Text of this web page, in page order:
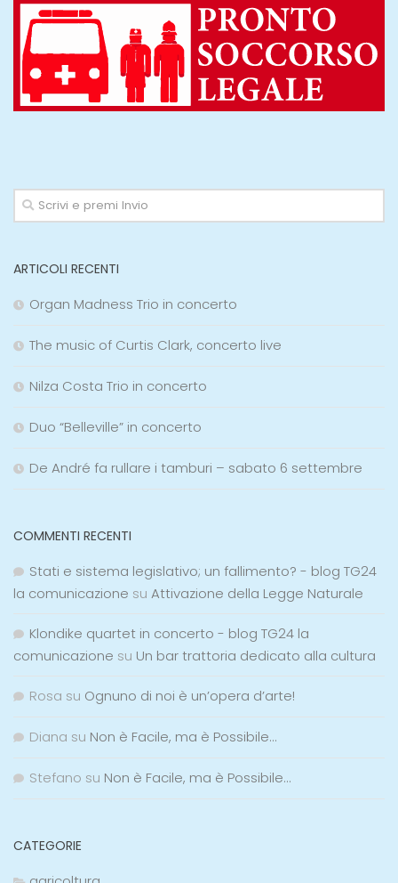
ARTICOLI RECENTI
Organ Madness Trio in concerto
The music of Curtis Clark, concerto live
Nilza Costa Trio in concerto
Duo “Belleville” in concerto
De André fa rullare i tamburi – sabato 6 settembre
COMMENTI RECENTI
Stati e sistema legislativo; un fallimento? - blog TG24
la comunicazione su Attivazione della Legge Naturale
Klondike quartet in concerto - blog TG24 la
comunicazione su Un bar trattoria dedicato alla cultura
Rosa su Ognuno di noi è un’opera d’arte!
Diana su Non è Facile, ma è Possibile…
Stefano su Non è Facile, ma è Possibile…
CATEGORIE